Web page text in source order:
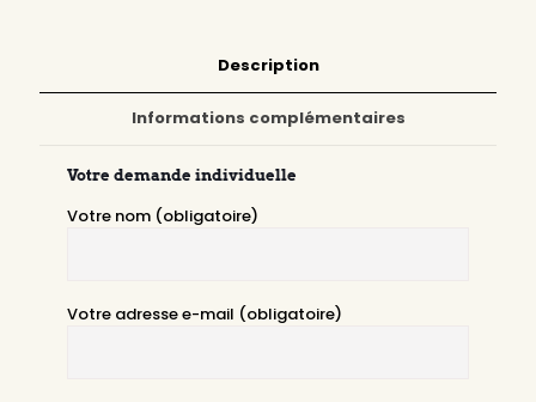
Description
Informations complémentaires
Votre demande individuelle
Votre nom (obligatoire)
Votre adresse e-mail (obligatoire)